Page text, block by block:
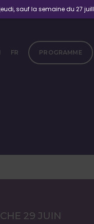
FR PROGRAMME
29 JUIN
sauf la semaine du 27